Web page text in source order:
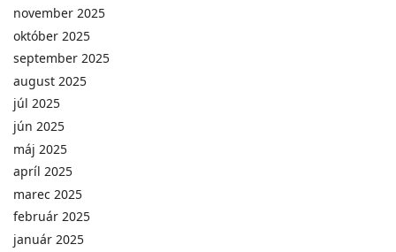
november 2025
október 2025
september 2025
august 2025
júl 2025
jún 2025
máj 2025
apríl 2025
marec 2025
február 2025
január 2025